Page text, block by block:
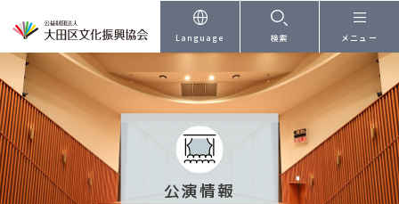
本文へ
Language 検索 メニュー
公演情報